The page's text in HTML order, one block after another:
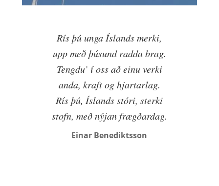
Rís þú unga Íslands merki,
upp með þúsund radda brag.
Tengdu’ í oss að einu verki
anda, kraft og hjartarlag.
Rís þú, Íslands stóri, sterki
stofn, með nýjan frægðardag.
Einar Benediktsson